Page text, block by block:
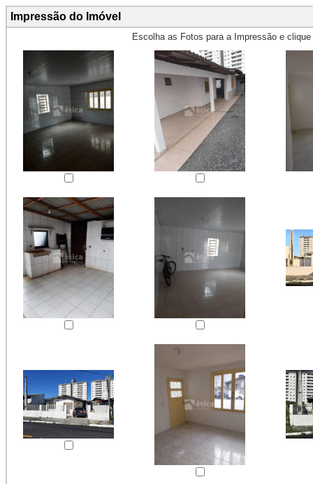
Impressão do Imóvel
Escolha as Fotos para a Impressão e clique